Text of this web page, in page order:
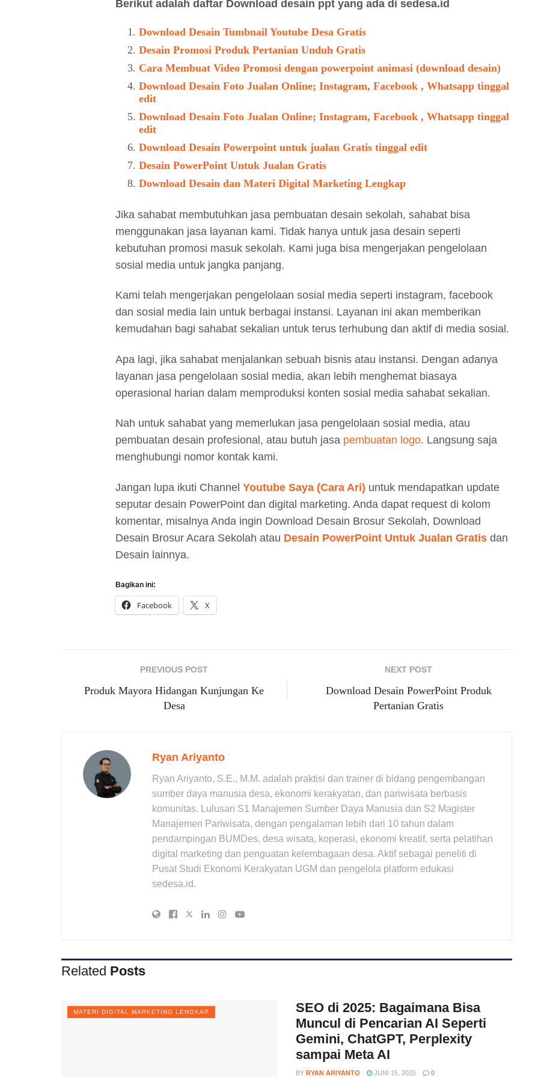
Berikut adalah daftar Download desain ppt yang ada di sedesa.id
Download Desain Tumbnail Youtube Desa Gratis
Desain Promosi Produk Pertanian Unduh Gratis
Cara Membuat Video Promosi dengan powerpoint animasi (download desain)
Download Desain Foto Jualan Online; Instagram, Facebook , Whatsapp tinggal
edit
Download Desain Foto Jualan Online; Instagram, Facebook , Whatsapp tinggal
edit
Download Desain Powerpoint untuk jualan Gratis tinggal edit
Desain PowerPoint Untuk Jualan Gratis
Download Desain dan Materi Digital Marketing Lengkap
Jika sahabat membutuhkan jasa pembuatan desain sekolah, sahabat bisa
menggunakan jasa layanan kami. Tidak hanya untuk jasa desain seperti
kebutuhan promosi masuk sekolah. Kami juga bisa mengerjakan pengelolaan
sosial media untuk jangka panjang.
Kami telah mengerjakan pengelolaan sosial media seperti instagram, facebook
dan sosial media lain untuk berbagai instansi. Layanan ini akan memberikan
kemudahan bagi sahabat sekalian untuk terus terhubung dan aktif di media sosial.
Apa lagi, jika sahabat menjalankan sebuah bisnis atau instansi. Dengan adanya
layanan jasa pengelolaan sosial media, akan lebih menghemat biasaya
operasional harian dalam memproduksi konten sosial media sahabat sekalian.
Nah untuk sahabat yang memerlukan jasa pengelolaan sosial media, atau
pembuatan desain profesional, atau butuh jasa pembuatan logo. Langsung saja
menghubungi nomor kontak kami.
Jangan lupa ikuti Channel Youtube Saya (Cara Ari) untuk mendapatkan update
seputar desain PowerPoint dan digital marketing. Anda dapat request di kolom
komentar, misalnya Anda ingin Download Desain Brosur Sekolah, Download
Desain Brosur Acara Sekolah atau Desain PowerPoint Untuk Jualan Gratis dan
Desain lainnya.
Bagikan ini:
Facebook X
PREVIOUS POST
Produk Mayora Hidangan Kunjungan Ke
Desa
NEXT POST
Download Desain PowerPoint Produk
Pertanian Gratis
Ryan Ariyanto
Ryan Ariyanto, S.E., M.M. adalah praktisi dan trainer di bidang pengembangan
sumber daya manusia desa, ekonomi kerakyatan, dan pariwisata berbasis
komunitas. Lulusan S1 Manajemen Sumber Daya Manusia dan S2 Magister
Manajemen Pariwisata, dengan pengalaman lebih dari 10 tahun dalam
pendampingan BUMDes, desa wisata, koperasi, ekonomi kreatif, serta pelatihan
digital marketing dan penguatan kelembagaan desa. Aktif sebagai peneliti di
Pusat Studi Ekonomi Kerakyatan UGM dan pengelola platform edukasi
sedesa.id.
Related Posts
MATERI DIGITAL MARKETING LENGKAP
SEO di 2025: Bagaimana Bisa
Muncul di Pencarian AI Seperti
Gemini, ChatGPT, Perplexity
sampai Meta AI
BY RYAN ARIYANTO JUNI 15, 2025 0